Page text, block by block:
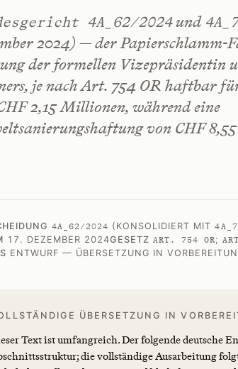
4A_62/2024und
2024) — derPapierschlamm-
der formellen Vizepräsidentin
je nach Art. 754 OR haftbar
2,15 Millionen, während eine
von CHF
4A_62/2024 (KONSOLIDIERT MIT
17. DEZEMBER 2024GESETZ ART. 754 OR;
ENTWURF — ÜBERSETZUNG IN
ÜBERSETZUNG IN
Text ist umfangreich. Der folgende deutsche
die vollständige Ausarbeitung